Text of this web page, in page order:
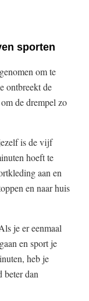
sporten
om te
ontbreekt de
de drempel zo
is de vijf
hoeft te
aan en
en naar huis
je er eenmaal
en sport je
heb je
beter dan